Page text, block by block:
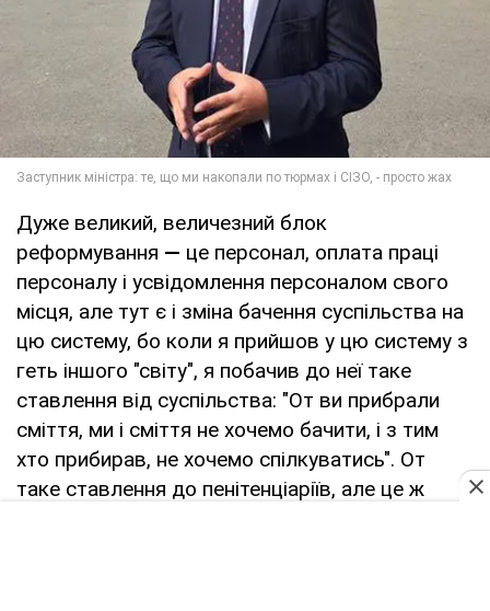
Дуже великий, величезний блок
реформування — це персонал, оплата праці
персоналу і усвідомлення персоналом свого
місця, але тут є і зміна бачення суспільства на
цю систему, бо коли я прийшов у цю систему з
геть іншого "світу", я побачив до неї таке
ставлення від суспільства: "От ви прибрали
сміття, ми і сміття не хочемо бачити, і з тим
хто прибирав, не хочемо спілкуватись". От
таке ставлення до пенітенціаріїв, але це ж